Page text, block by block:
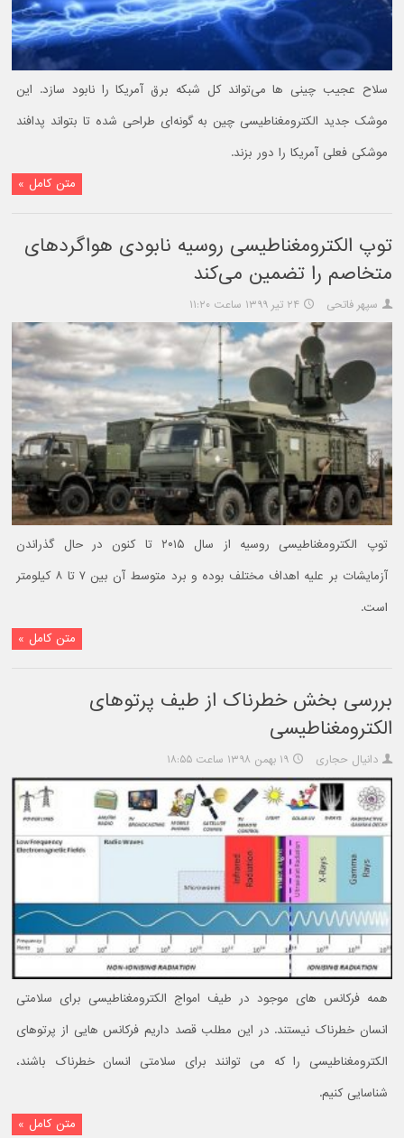
سلاح عجیب چینی ها می‌تواند کل شبکه برق آمریکا را نابود سازد. این
موشک جدید الکترومغناطیسی چین به گونه‌ای طراحی شده تا بتواند پدافند
موشکی فعلی آمریکا را دور بزند.
متن کامل »
توپ الکترومغناطیسی روسیه نابودی هواگردهای
متخاصم را تضمین می‌کند
سپهر فاتحی ۲۴ تیر ۱۳۹۹ ساعت ۱۱:۲۰
توپ الکترومغناطیسی روسیه از سال ۲۰۱۵ تا کنون در حال گذراندن
آزمایشات بر علیه اهداف مختلف بوده و برد متوسط آن بین ۷ تا ۸ کیلومتر
است.
متن کامل »
بررسی بخش خطرناک از طیف پرتوهای
الکترومغناطیسی
دانیال حجاری ۱۹ بهمن ۱۳۹۸ ساعت ۱۸:۵۵
همه فرکانس‌ های موجود در طیف امواج الکترومغناطیسی برای سلامتی
انسان خطرناک نیستند. در این مطلب قصد داریم فرکانس‌ هایی از پرتوهای
الکترومغناطیسی را که می توانند برای سلامتی انسان خطرناک باشند،
شناسایی کنیم.
متن کامل »